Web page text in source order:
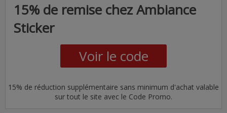
15% de remise chez Ambiance
Sticker
Voir le code
15% de réduction supplémentaire sans minimum d'achat valable
sur tout le site avec le Code Promo.